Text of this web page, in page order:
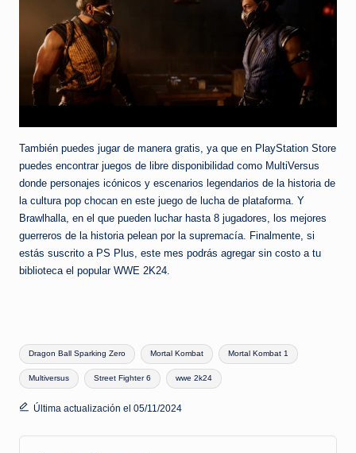
También puedes jugar de manera gratis, ya que en PlayStation Store
puedes encontrar juegos de libre disponibilidad como MultiVersus
donde personajes icónicos y escenarios legendarios de la historia de
la cultura pop chocan en este juego de lucha de plataforma. Y
Brawlhalla, en el que pueden luchar hasta 8 jugadores, los mejores
guerreros de la historia pelean por la supremacía. Finalmente, si
estás suscrito a PS Plus, este mes podrás agregar sin costo a tu
biblioteca el popular WWE 2K24.
Etiquetas:
Dragon Ball Sparking Zero Mortal Kombat Mortal Kombat 1
Multiversus Street Fighter 6 wwe 2k24
Última actualización el 05/11/2024